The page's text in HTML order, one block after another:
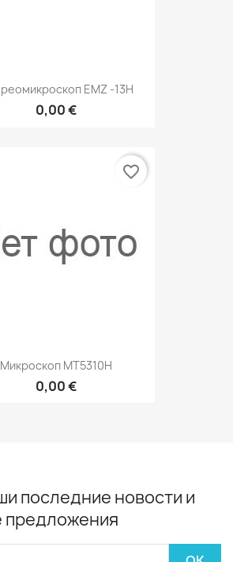
EMZ -13H
0,00 €
Микроскоп MT5310H
0,00 €
favorite_border
последние новости и
предложения